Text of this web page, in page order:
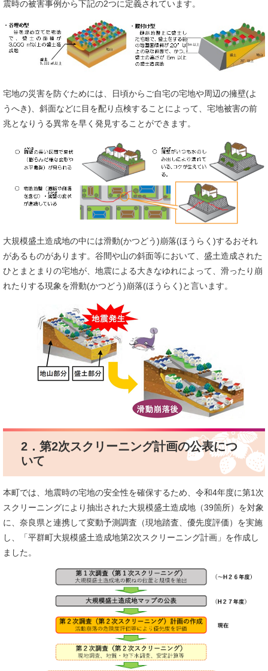
震時の被害事例から下記の2つに定義されています。
宅地の災害を防ぐためには、日頃からご自宅の宅地や周辺の擁壁(よ
うへき)、斜面などに目を配り点検することによって、宅地被害の前
兆となりうる異常を早く発見することができます。
大規模盛土造成地の中には滑動(かつどう)崩落(ほうらく)するおそれ
があるものがあります。谷間や山の斜面等において、盛土造成された
ひとまとまりの宅地が、地震による大きなゆれによって、滑ったり崩
れたりする現象を滑動(かつどう)崩落(ほうらく)と言います。
2．第2次スクリーニング計画の公表につ
いて
本町では、地震時の宅地の安全性を確保するため、令和4年度に第1次
スクリーニングにより抽出された大規模盛土造成地（39箇所）を対象
に、奈良県と連携して変動予測調査（現地踏査、優先度評価）を実施
し、「平群町大規模盛土造成地第2次スクリーニング計画」を作成し
ました。